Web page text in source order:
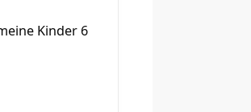
Kinder 6